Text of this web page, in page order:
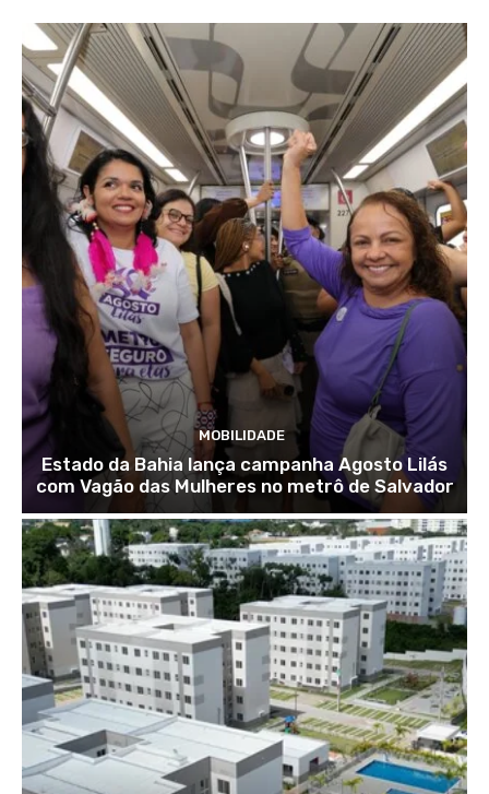
MOBILIDADE
Estado da Bahia lança campanha Agosto Lilás
com Vagão das Mulheres no metrô de Salvador